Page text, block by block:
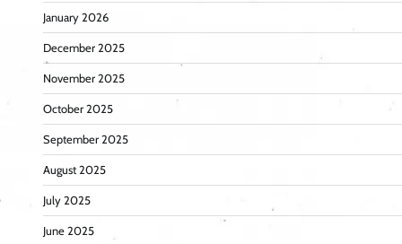
January 2026
December 2025
November 2025
October 2025
September 2025
August 2025
July 2025
June 2025